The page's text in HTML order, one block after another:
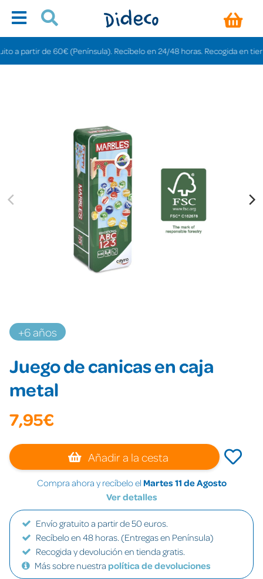
de 60€ (Península). Recíbelo en 24/48 horas. Recogida en tiendas
+6 años
Juego de canicas en caja
metal
7,95€
Añadir a la cesta
Compra ahora y recíbelo el Martes 11 de Agosto
Ver detalles
Envío gratuito a partir de 50 euros.
Recíbelo en 48 horas. (Entregas en Península)
Recogida y devolución en tienda gratis.
Más sobre nuestra política de devoluciones